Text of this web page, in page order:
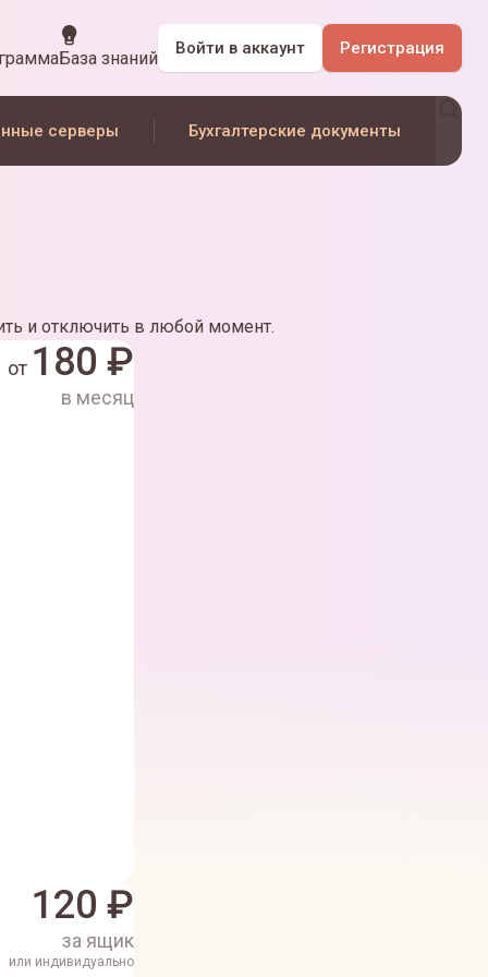
База знаний Войти в аккаунт Регистрация
серверы Бухгалтерские документы
и отключить в любой момент.
от 180 ₽
в месяц
120 ₽
за ящик
или индивидуально